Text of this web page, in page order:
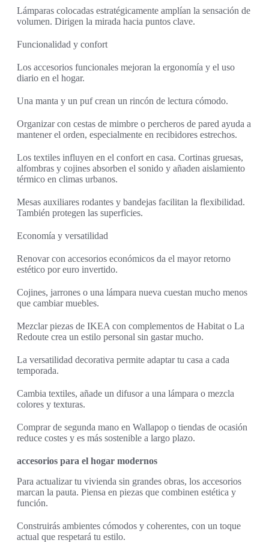
Lámparas colocadas estratégicamente amplían la sensación de
volumen. Dirigen la mirada hacia puntos clave.
Funcionalidad y confort
Los accesorios funcionales mejoran la ergonomía y el uso
diario en el hogar.
Una manta y un puf crean un rincón de lectura cómodo.
Organizar con cestas de mimbre o percheros de pared ayuda a
mantener el orden, especialmente en recibidores estrechos.
Los textiles influyen en el confort en casa. Cortinas gruesas,
alfombras y cojines absorben el sonido y añaden aislamiento
térmico en climas urbanos.
Mesas auxiliares rodantes y bandejas facilitan la flexibilidad.
También protegen las superficies.
Economía y versatilidad
Renovar con accesorios económicos da el mayor retorno
estético por euro invertido.
Cojines, jarrones o una lámpara nueva cuestan mucho menos
que cambiar muebles.
Mezclar piezas de IKEA con complementos de Habitat o La
Redoute crea un estilo personal sin gastar mucho.
La versatilidad decorativa permite adaptar tu casa a cada
temporada.
Cambia textiles, añade un difusor a una lámpara o mezcla
colores y texturas.
Comprar de segunda mano en Wallapop o tiendas de ocasión
reduce costes y es más sostenible a largo plazo.
accesorios para el hogar modernos
Para actualizar tu vivienda sin grandes obras, los accesorios
marcan la pauta. Piensa en piezas que combinen estética y
función.
Construirás ambientes cómodos y coherentes, con un toque
actual que respetará tu estilo.